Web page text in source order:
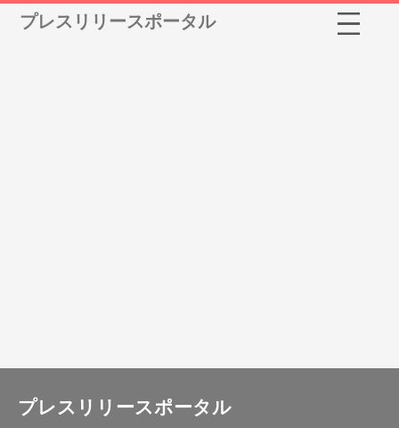
プレスリリースポータル
プレスリリースポータル